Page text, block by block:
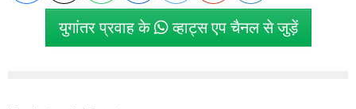
युगांतर प्रवाह के व्हाट्स एप चैनल से जुड़ें